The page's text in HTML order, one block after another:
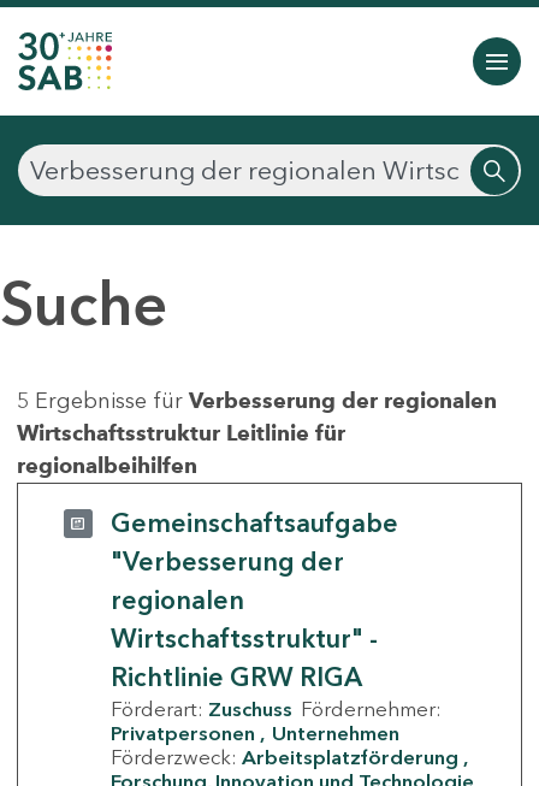
Suche
5 Ergebnisse für Verbesserung der regionalen
Wirtschaftsstruktur Leitlinie für
regionalbeihilfen
Gemeinschaftsaufgabe
"Verbesserung der
regionalen
Wirtschaftsstruktur" -
Richtlinie GRW RIGA
Förderart: Zuschuss Fördernehmer:
Privatpersonen
Unternehmen
Förderzweck: Arbeitsplatzförderung